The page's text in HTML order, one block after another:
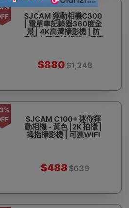
SJCAM 運動相機C300
| 電單車記錄器360度全
景 | 4K高清攝影機 | 防
手震水下攝錄相機 - 標準
$880$1,248
SJCAM C100+ 迷你運
動相機 - 黃色 |2K 拍攝 |
拇指攝影機 | 可連WIFI
$488$639